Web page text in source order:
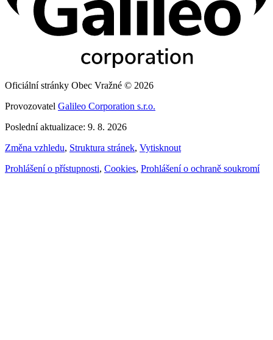
Oficiální stránky Obec Vražné © 2026
Provozovatel Galileo Corporation s.r.o.
Poslední aktualizace: 9. 8. 2026
Změna vzhledu, Struktura stránek, Vytisknout
Prohlášení o přístupnosti, Cookies, Prohlášení o ochraně soukromí